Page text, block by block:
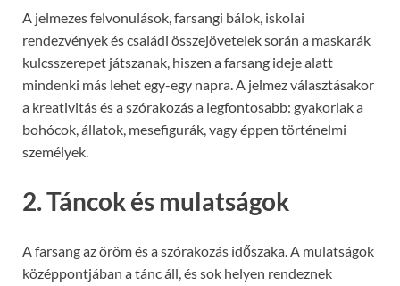
A jelmezes felvonulások, farsangi bálok, iskolai
rendezvények és családi összejövetelek során a maskarák
kulcsszerepet játszanak, hiszen a farsang ideje alatt
mindenki más lehet egy-egy napra. A jelmez választásakor
a kreativitás és a szórakozás a legfontosabb: gyakoriak a
bohócok, állatok, mesefigurák, vagy éppen történelmi
személyek.
2. Táncok és mulatságok
A farsang az öröm és a szórakozás időszaka. A mulatságok
középpontjában a tánc áll, és sok helyen rendeznek